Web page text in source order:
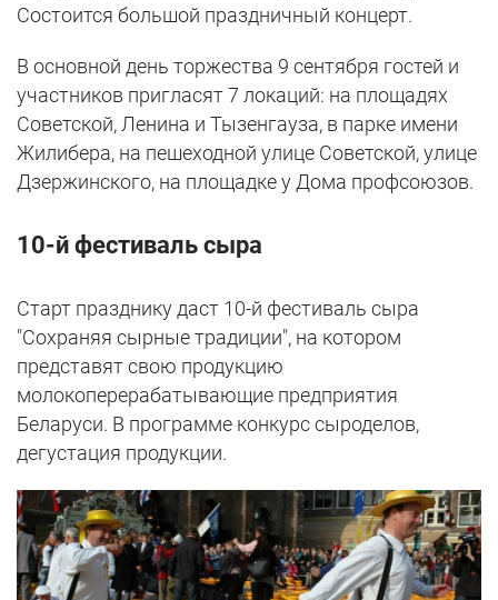
Состоится большой праздничный концерт.
В основной день торжества 9 сентября гостей и
участников пригласят 7 локаций: на площадях
Советской, Ленина и Тызенгауза, в парке имени
Жилибера, на пешеходной улице Советской, улице
Дзержинского, на площадке у Дома профсоюзов.
10-й фестиваль сыра
Старт празднику даст 10-й фестиваль сыра
"Сохраняя сырные традиции", на котором
представят свою продукцию
молокоперерабатывающие предприятия
Беларуси. В программе конкурс сыроделов,
дегустация продукции.